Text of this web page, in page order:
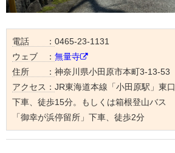
電話 ： 0465-23-1131
ウェブ ： 無量寺
住所 ： 神奈川県小田原市本町3-13-53
アクセス： JR東海道本線「小田原駅」東口
下車、徒歩15分。もしくは箱根登山バス
「御幸が浜停留所」下車、徒歩2分